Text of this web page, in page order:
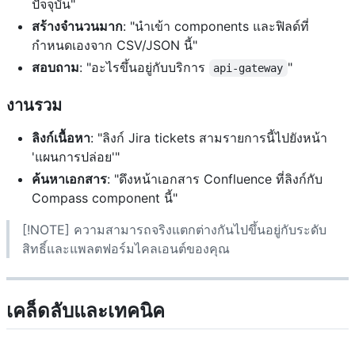
ปัจจุบัน"
สร้างจำนวนมาก: "นำเข้า components และฟิลด์ที่
กำหนดเองจาก CSV/JSON นี้"
สอบถาม: "อะไรขึ้นอยู่กับบริการ api-gateway "
งานรวม
ลิงก์เนื้อหา: "ลิงก์ Jira tickets สามรายการนี้ไปยังหน้า
'แผนการปล่อย'"
ค้นหาเอกสาร: "ดึงหน้าเอกสาร Confluence ที่ลิงก์กับ
Compass component นี้"
[!NOTE] ความสามารถจริงแตกต่างกันไปขึ้นอยู่กับระดับ
สิทธิ์และแพลตฟอร์มไคลเอนต์ของคุณ
เคล็ดลับและเทคนิค